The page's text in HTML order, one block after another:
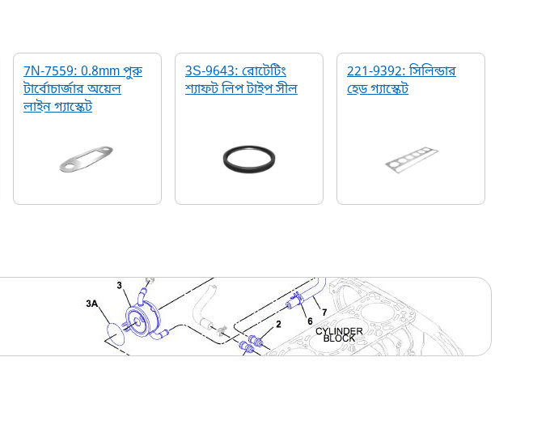
7N-7559: 0.8mm পুরু
টার্বোচার্জার অয়েল
লাইন গ্যাস্কেট
3S-9643: রোটেটিং
শ্যাফট লিপ টাইপ সীল
221-9392: সিলিন্ডার
হেড গ্যাস্কেট